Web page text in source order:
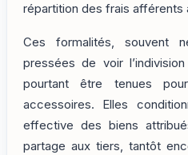
répartition des frais afférents
Ces formalités, souvent
pressées de voir
pourtant être tenues
accessoires. Elles
effective des biens
partage aux tiers, tantôt